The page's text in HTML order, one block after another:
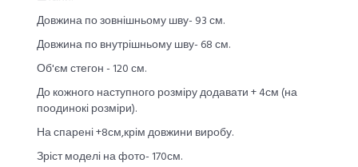
Довжина по зовнішньому шву- 93 см.
Довжина по внутрішньому шву- 68 см.
Об'єм стегон - 120 см.
До кожного наступного розміру додавати + 4см (на
поодинокі розміри).
На спарені +8см,крім довжини виробу.
Зріст моделі на фото- 170см.